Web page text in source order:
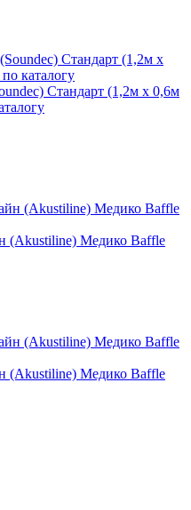
Стандарт (1,2м x 0,6м
(Akustiline) Медико Baffle
(Akustiline) Медико Baffle